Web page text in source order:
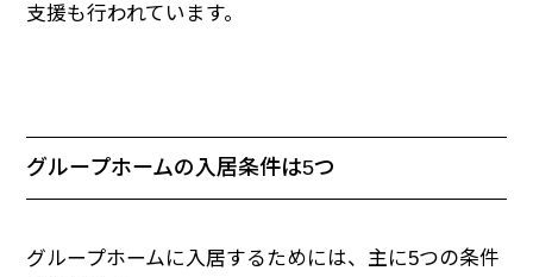
支援も行われています。
グループホームの入居条件は5つ
グループホームに入居するためには、主に5つの条件